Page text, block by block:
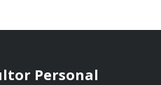
Personal